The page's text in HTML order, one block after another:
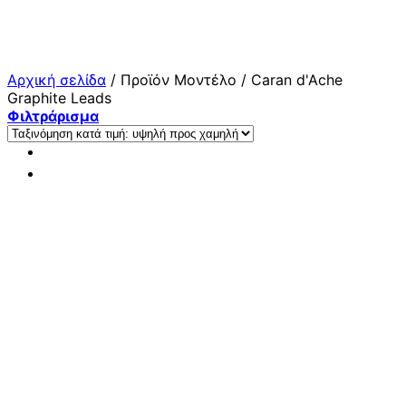
Αρχική σελίδα / Προϊόν Μοντέλο / Caran d'Ache
Graphite Leads
Φιλτράρισμα